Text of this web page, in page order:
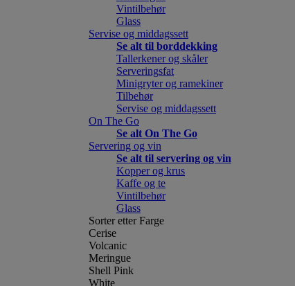
Vintilbehør
Glass
Servise og middagssett
Se alt til borddekking
Tallerkener og skåler
Serveringsfat
Minigryter og ramekiner
Tilbehør
Servise og middagssett
On The Go
Se alt On The Go
Servering og vin
Se alt til servering og vin
Kopper og krus
Kaffe og te
Vintilbehør
Glass
Sorter etter Farge
Cerise
Volcanic
Meringue
Shell Pink
White